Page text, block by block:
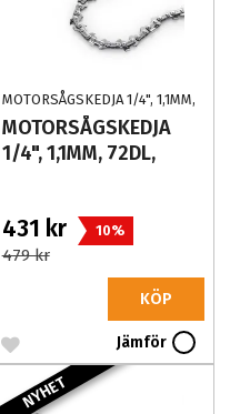
MOTORSÅGSKEDJA 1/4", 1,1MM,
72DL, 24AP072E
MOTORSÅGSKEDJA
1/4", 1,1MM, 72DL,
431 kr 10%
479 kr
KÖP
Jämför
NYHET